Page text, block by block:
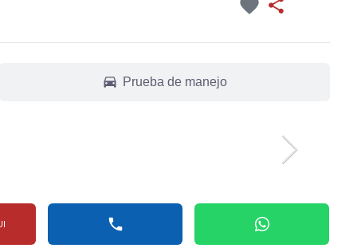
favorite share
drive_eta Prueba de manejo
phone whatsapp